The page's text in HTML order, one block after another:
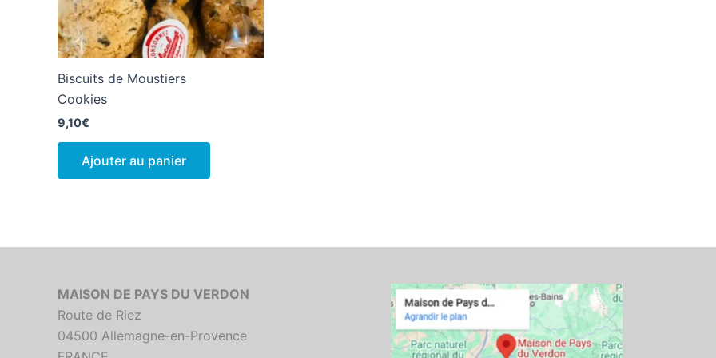
Biscuits de Moustiers
Cookies
9,10€
Ajouter au panier
MAISON DE PAYS DU VERDON
Route de Riez
04500 Allemagne-en-Provence